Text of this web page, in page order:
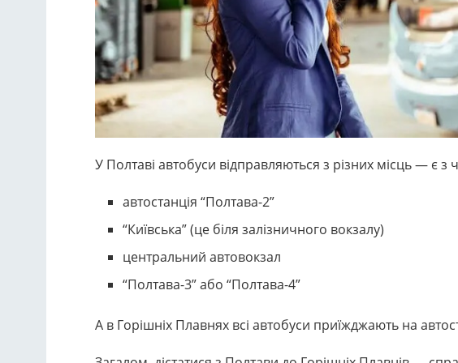
У Полтаві автобуси відправляються з різних місць — є з
автостанція “Полтава-2”
“Київська” (це біля залізничного вокзалу)
центральний автовокзал
“Полтава-3” або “Полтава-4”
А в Горішніх Плавнях всі автобуси приїжджають на